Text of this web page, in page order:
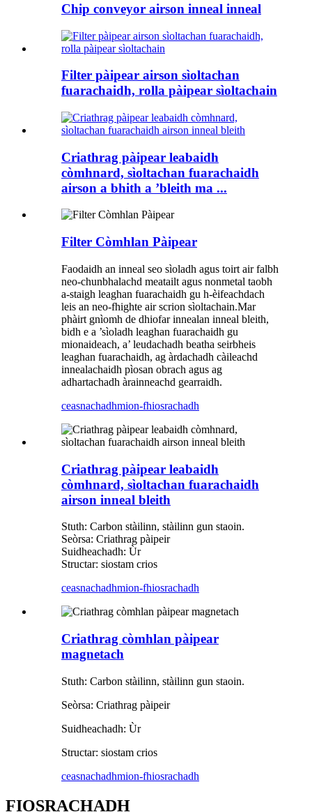
Chip conveyor airson inneal inneal
Filter pàipear airson sìoltachan
fuarachaidh, rolla pàipear sìoltachain
Criathrag pàipear leabaidh
còmhnard, sìoltachan fuarachaidh
airson a bhith a ’bleith ma ...
Filter Còmhlan Pàipear
Faodaidh an inneal seo sìoladh agus toirt air falbh
neo-chunbhalachd meatailt agus nonmetal taobh
a-staigh leaghan fuarachaidh gu h-èifeachdach
leis an neo-fhighte air scrion sìoltachain.Mar
phàirt gnìomh de dhiofar innealan inneal bleith,
bidh e a ’sìoladh leaghan fuarachaidh gu
mionaideach, a’ leudachadh beatha seirbheis
leaghan fuarachaidh, ag àrdachadh càileachd
innealachaidh pìosan obrach agus ag
adhartachadh àrainneachd gearraidh.
ceasnachadhmion-fhiosrachadh
Criathrag pàipear leabaidh
còmhnard, sìoltachan fuarachaidh
airson inneal bleith
Stuth: Carbon stàilinn, stàilinn gun staoin.
Seòrsa: Criathrag pàipeir
Suidheachadh: Ùr
Structar: ​​siostam crios
ceasnachadhmion-fhiosrachadh
Criathrag còmhlan pàipear
magnetach
Stuth: Carbon stàilinn, stàilinn gun staoin.
Seòrsa: Criathrag pàipeir
Suidheachadh: Ùr
Structar: ​​siostam crios
ceasnachadhmion-fhiosrachadh
FIOSRACHADH